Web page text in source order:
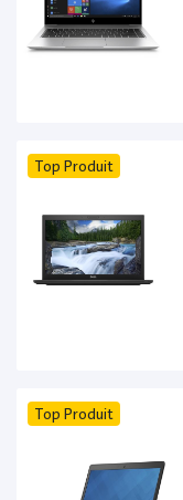
Top Produit
Top Produit